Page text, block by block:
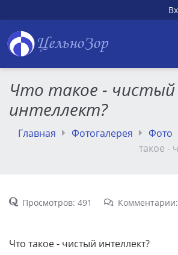
ЦельноЗор
Что такое - чистый
интеллект?
Главная Фотогалерея Фото
такое -
Просмотров: 491
Что такое - чистый интеллект?